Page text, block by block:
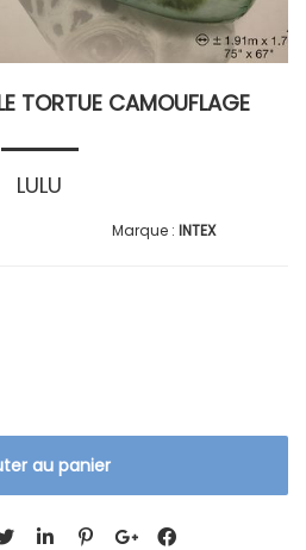
TORTUE CAMOUFLAGE
LULU
INTEX